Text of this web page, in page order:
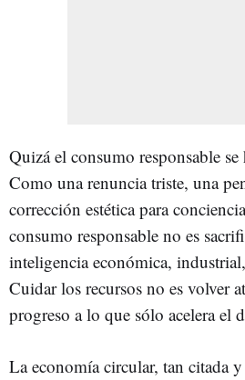
Quizá el consumo responsable
Como una renuncia triste, una
corrección estética para
consumo responsable no es
inteligencia económica,
Cuidar los recursos no es volver
progreso a lo que sólo acelera el
La economía circular, tan citada